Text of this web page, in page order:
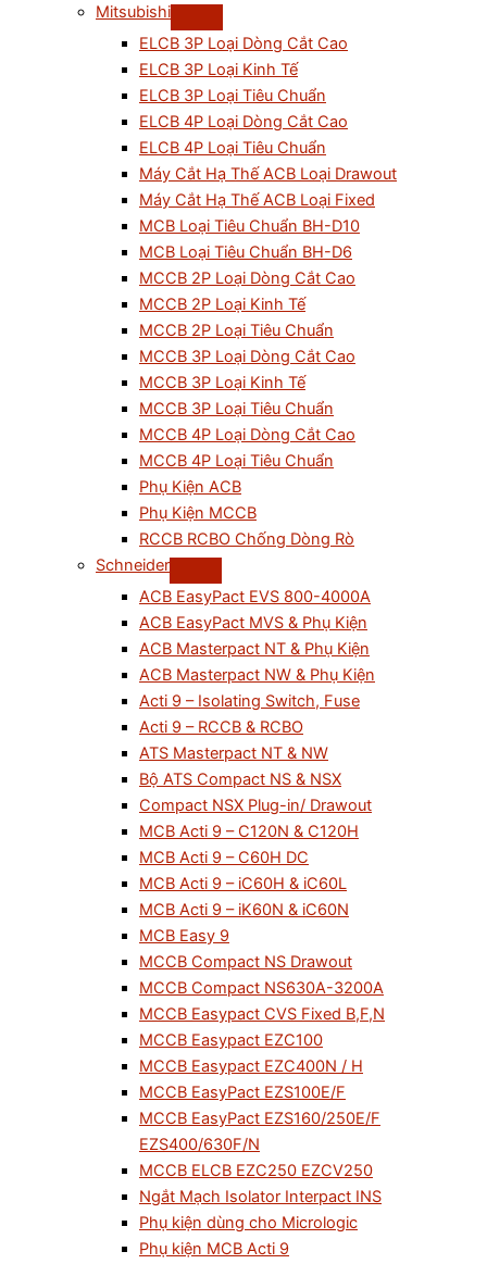
Mitsubishi
ELCB 3P Loại Dòng Cắt Cao
ELCB 3P Loại Kinh Tế
ELCB 3P Loại Tiêu Chuẩn
ELCB 4P Loại Dòng Cắt Cao
ELCB 4P Loại Tiêu Chuẩn
Máy Cắt Hạ Thế ACB Loại Drawout
Máy Cắt Hạ Thế ACB Loại Fixed
MCB Loại Tiêu Chuẩn BH-D10
MCB Loại Tiêu Chuẩn BH-D6
MCCB 2P Loại Dòng Cắt Cao
MCCB 2P Loại Kinh Tế
MCCB 2P Loại Tiêu Chuẩn
MCCB 3P Loại Dòng Cắt Cao
MCCB 3P Loại Kinh Tế
MCCB 3P Loại Tiêu Chuẩn
MCCB 4P Loại Dòng Cắt Cao
MCCB 4P Loại Tiêu Chuẩn
Phụ Kiện ACB
Phụ Kiện MCCB
RCCB RCBO Chống Dòng Rò
Schneider
ACB EasyPact EVS 800-4000A
ACB EasyPact MVS & Phụ Kiện
ACB Masterpact NT & Phụ Kiện
ACB Masterpact NW & Phụ Kiện
Acti 9 – Isolating Switch, Fuse
Acti 9 – RCCB & RCBO
ATS Masterpact NT & NW
Bộ ATS Compact NS & NSX
Compact NSX Plug-in/ Drawout
MCB Acti 9 – C120N & C120H
MCB Acti 9 – C60H DC
MCB Acti 9 – iC60H & iC60L
MCB Acti 9 – iK60N & iC60N
MCB Easy 9
MCCB Compact NS Drawout
MCCB Compact NS630A-3200A
MCCB Easypact CVS Fixed B,F,N
MCCB Easypact EZC100
MCCB Easypact EZC400N / H
MCCB EasyPact EZS100E/F
MCCB EasyPact EZS160/250E/F
EZS400/630F/N
MCCB ELCB EZC250 EZCV250
Ngắt Mạch Isolator Interpact INS
Phụ kiện dùng cho Micrologic
Phụ kiện MCB Acti 9